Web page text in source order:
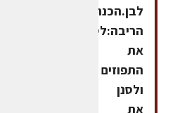
לבן.הכנת
הריבה:לסחוט
את
התפוזים
ולסנן
את